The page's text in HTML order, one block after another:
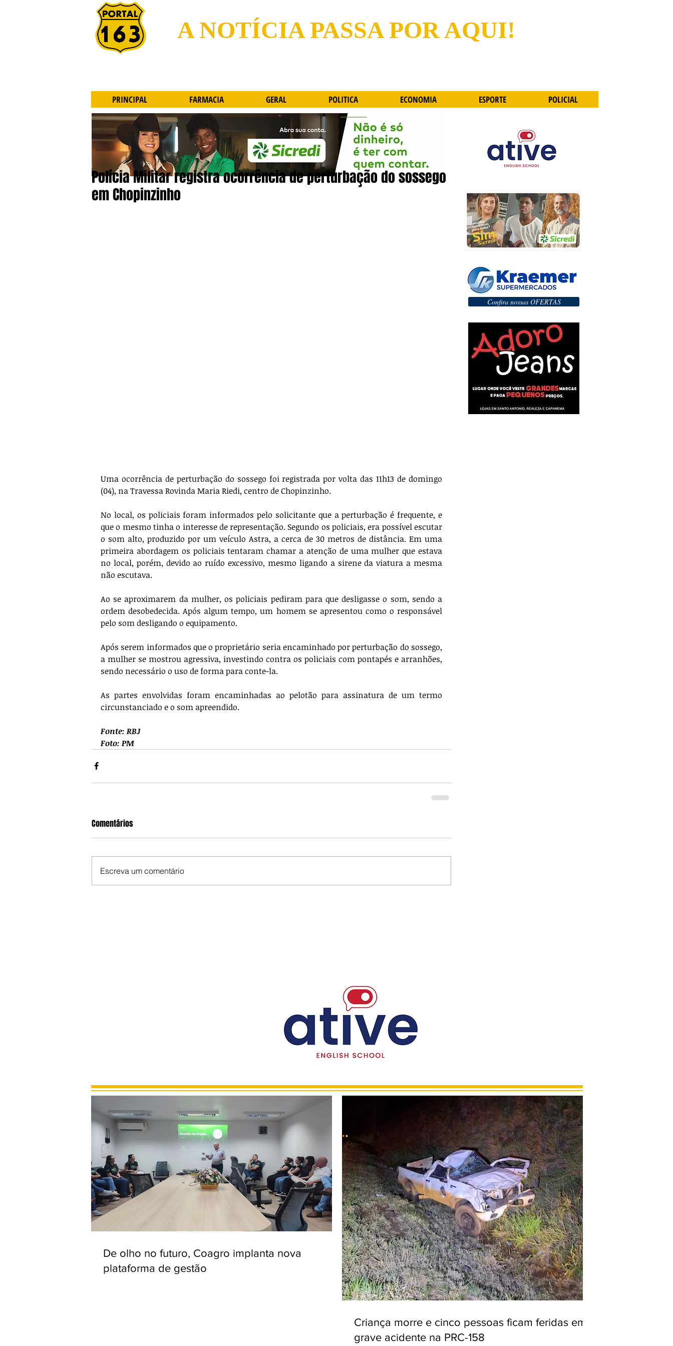
A NOTÍCIA PASSA POR AQUI!
Polícia Militar registra ocorrência de perturbação do sossego
em Chopinzinho
Uma ocorrência de perturbação do sossego foi registrada por volta das 11h13 de domingo
(04), na Travessa Rovinda Maria Riedi, centro de Chopinzinho.
No local, os policiais foram informados pelo solicitante que a perturbação é frequente, e
que o mesmo tinha o interesse de representação. Segundo os policiais, era possível escutar
o som alto, produzido por um veículo Astra, a cerca de 30 metros de distância. Em uma
primeira abordagem os policiais tentaram chamar a atenção de uma mulher que estava
no local, porém, devido ao ruído excessivo, mesmo ligando a sirene da viatura a mesma
não escutava.
Ao se aproximarem da mulher, os policiais pediram para que desligasse o som, sendo a
ordem desobedecida. Após algum tempo, um homem se apresentou como o responsável
pelo som desligando o equipamento.
Após serem informados que o proprietário seria encaminhado por perturbação do sossego,
a mulher se mostrou agressiva, investindo contra os policiais com pontapés e arranhões,
sendo necessário o uso de forma para conte-la.
As partes envolvidas foram encaminhadas ao pelotão para assinatura de um termo
circunstanciado e o som apreendido.
Fonte: RBJ
Foto: PM
Comentários
Escreva um comentário
Confira nossas OFERTAS
De olho no futuro, Coagro implanta nova
plataforma de gestão
Criança morre e cinco pessoas ficam feridas em
grave acidente na PRC-158
PRINCIPAL FARMACIA GERAL POLITICA ECONOMIA ESPORTE POLICIAL